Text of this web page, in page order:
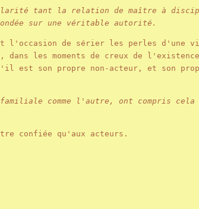
tant la relation de maître à
sur une véritable autorité.
l'occasion de sérier les perles d'une
dans les moments de creux de
est son propre non-acteur, et son
familiale comme l'autre, ont compris
confiée qu'aux acteurs.